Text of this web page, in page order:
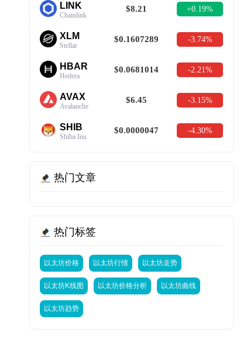
LINK
Chainlink
$8.21 +0.19%
XLM
Stellar
$0.1607289 -3.74%
HBAR
Hedera
$0.0681014 -2.21%
AVAX
Avalanche
$6.45 -3.15%
SHIB
Shiba Inu
$0.0000047 -4.30%
热门文章
热门标签
以太坊价格 以太坊行情 以太坊走势
以太坊K线图 以太坊价格分析 以太坊曲线
以太坊趋势